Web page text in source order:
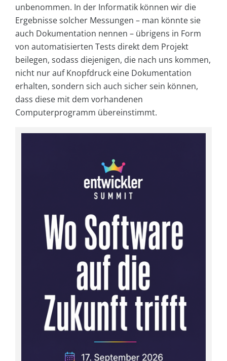
unbenommen. In der Informatik können wir die
Ergebnisse solcher Messungen – man könnte sie
auch Dokumentation nennen – übrigens in Form
von automatisierten Tests direkt dem Projekt
beilegen, sodass diejenigen, die nach uns kommen,
nicht nur auf Knopfdruck eine Dokumentation
erhalten, sondern sich auch sicher sein können,
dass diese mit dem vorhandenen
Computerprogramm übereinstimmt.